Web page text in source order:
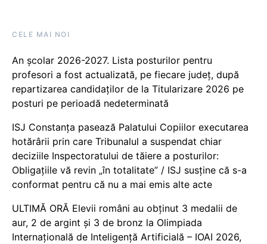
CELE MAI NOI
An școlar 2026-2027. Lista posturilor pentru
profesori a fost actualizată, pe fiecare județ, după
repartizarea candidaților de la Titularizare 2026 pe
posturi pe perioadă nedeterminată
ISJ Constanța pasează Palatului Copiilor executarea
hotărârii prin care Tribunalul a suspendat chiar
deciziile Inspectoratului de tăiere a posturilor:
Obligațiile vă revin „în totalitate” / ISJ susține că s-a
conformat pentru că nu a mai emis alte acte
ULTIMĂ ORĂ Elevii români au obținut 3 medalii de
aur, 2 de argint și 3 de bronz la Olimpiada
Internațională de Inteligență Artificială – IOAI 2026,